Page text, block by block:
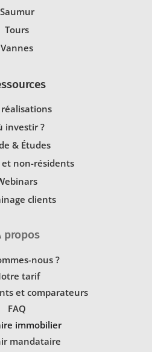
Saumur
Tours
Vannes
réalisations
investir ?
& Études
et non-résidents
clients
propos
nous ?
tarif
et comparateurs
FAQ
immobilier
mandataire